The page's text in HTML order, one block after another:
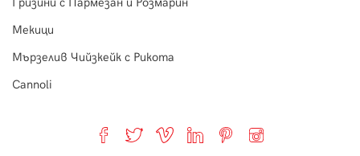
Мекици
Мързелив Чийзкейк с Рикота
Cannoli